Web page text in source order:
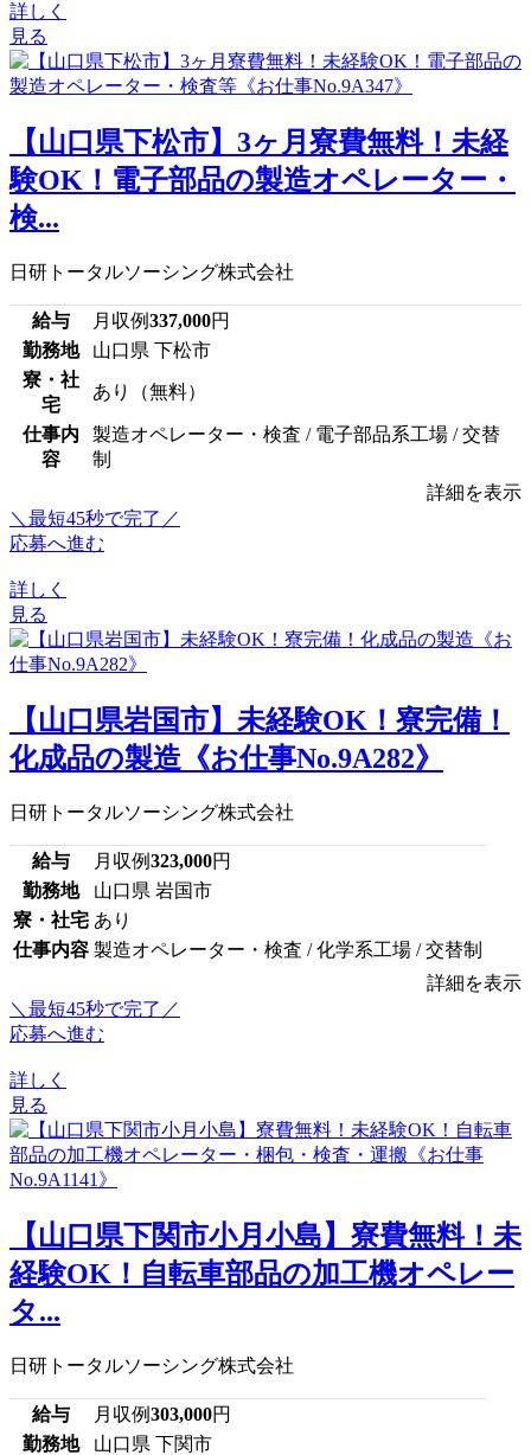
詳しく
見る
【山口県下松市】3ヶ月寮費無料！未経
験OK！電子部品の製造オペレーター・
検...
日研トータルソーシング株式会社
給与 月収例337,000円
勤務地
山口県 下松市
寮・社
宅
あり（無料）
仕事内
容
製造オペレーター・検査 / 電子部品系工場 / 交替
制
詳細を表示
＼最短45秒で完了／
応募へ進む
詳しく
見る
【山口県岩国市】未経験OK！寮完備！
化成品の製造《お仕事No.9A282》
日研トータルソーシング株式会社
給与 月収例323,000円
勤務地
山口県 岩国市
寮・社宅 あり
仕事内容 製造オペレーター・検査 / 化学系工場 / 交替制
詳細を表示
＼最短45秒で完了／
応募へ進む
詳しく
見る
【山口県下関市小月小島】寮費無料！未
経験OK！自転車部品の加工機オペレー
タ...
日研トータルソーシング株式会社
給与 月収例303,000円
勤務地
山口県 下関市